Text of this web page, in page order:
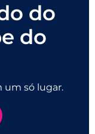
do
do
um só lugar.